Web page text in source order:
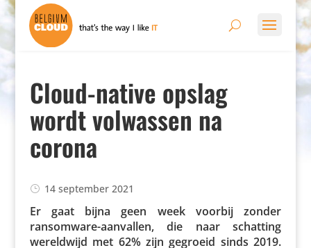
Cloud-native opslag
wordt volwassen na
corona
14 september 2021
Er gaat bijna geen week voorbij zonder
ransom­ware-aanvallen, die naar schatting
wereld­wijd met 62% zijn gegroeid sinds 2019.